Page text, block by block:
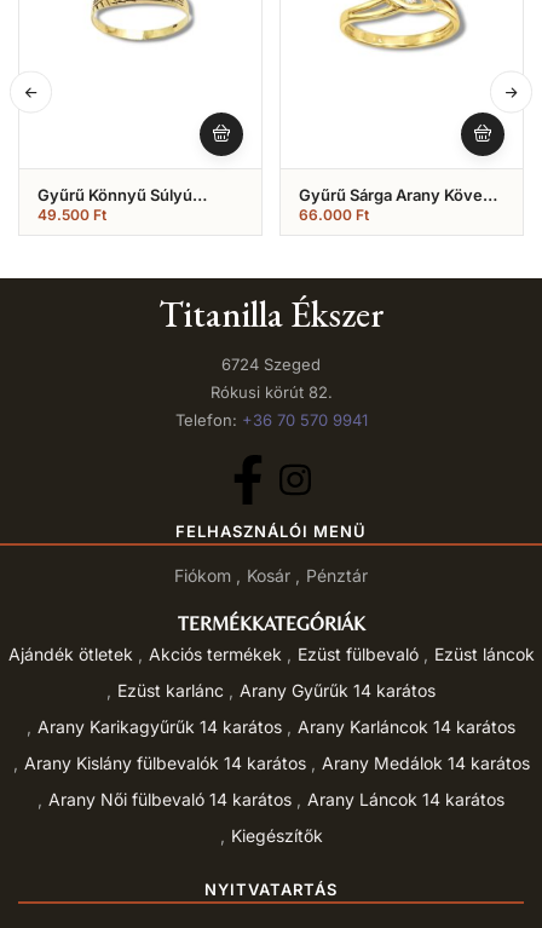
Gyűrű Könnyű Súlyú
(Nr.16)
49.500 Ft
Gyűrű Sárga Arany Köves
(Nr.28)
66.000 Ft
Titanilla Ékszer
6724 Szeged
Rókusi körút 82.
Telefon: +36 70 570 9941
FELHASZNÁLÓI MENÜ
Fiókom Kosár Pénztár
TERMÉKKATEGÓRIÁK
Ajándék ötletek Akciós termékek Ezüst fülbevaló
Ezüst láncok
Ezüst karlánc
Arany Gyűrűk 14 karátos
Arany Karikagyűrűk 14 karátos
Arany Karláncok 14 karátos
Arany Kislány fülbevalók 14 karátos
Arany Medálok 14 karátos
Arany Női fülbevaló 14 karátos
Arany Láncok 14 karátos
Kiegészítők
NYITVATARTÁS